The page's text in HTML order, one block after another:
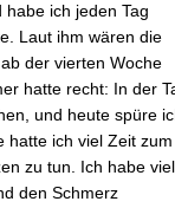
ich jeden Tag
Laut ihm wären die
der vierten Woche
hatte recht: In der
und heute spüre
hatte ich viel Zeit zum
zu tun. Ich habe viel
den Schmerz